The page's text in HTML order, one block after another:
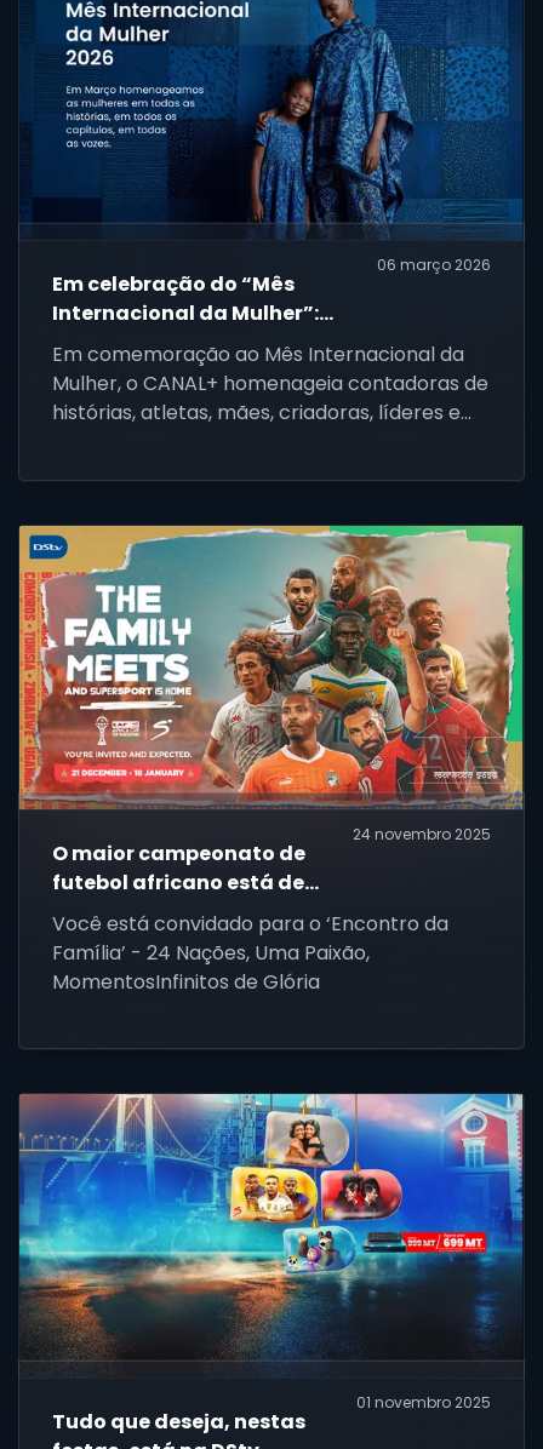
06 março 2026
Em celebração do “Mês
Internacional da Mulher”:
CANAL+ e MultiChoice
Moçambique homenageiam
as mulheres africanas
Em comemoração ao Mês Internacional da
Mulher, o CANAL+ homenageia contadoras de
histórias, atletas, mães, criadoras, líderes e
24 novembro 2025
O maior campeonato de
futebol africano está de
volta!
Você está convidado para o ‘Encontro da
Família’ - 24 Nações, Uma Paixão,
MomentosInfinitos de Glória
01 novembro 2025
Tudo que deseja, nestas